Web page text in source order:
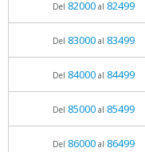
Del 82000al 82499
Del 83000al 83499
Del 84000al 84499
Del 85000al 85499
Del 86000al 86499